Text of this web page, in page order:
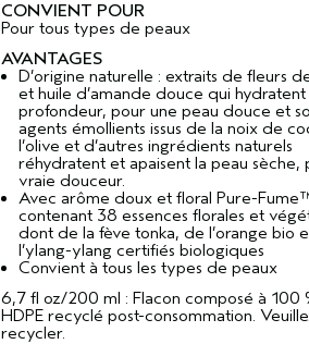
CONVIENT POUR
Pour tous types de peaux
AVANTAGES
D’origine naturelle : extraits de fleurs
et huile d’amande douce qui hydratent
profondeur, pour une peau douce et
agents émollients issus de la noix de
l’olive et d’autres ingrédients naturels
réhydratent et apaisent la peau sèche,
vraie douceur.
Avec arôme doux et floral Pure-
contenant 38 essences florales et
dont de la fève tonka, de l’orange bio
l’ylang-ylang certifiés biologiques
Convient à tous les types de peaux
6,7 fl oz/200 ml : Flacon composé à 100
HDPE recyclé post-consommation.
recycler.